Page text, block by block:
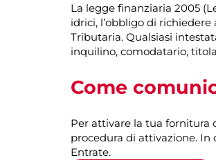
La legge finanziaria 2005
idrici, l’obbligo di
Tributaria. Qualsiasi
inquilino, comodatario,
Come
Per attivare la tua fornitura
procedura di attivazione.
Entrate.